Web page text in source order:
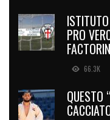
PRO
66.3K
QUESTO